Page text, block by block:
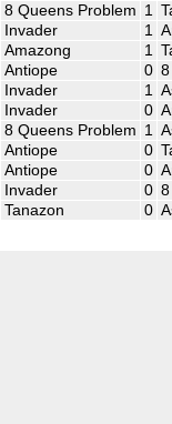
8 Queens Problem 1
Invader 1
Amazong 1
Antiope 0
Invader 1
Invader 0
8 Queens Problem 1
Antiope 0
Antiope 0
Invader 0
Tanazon 0